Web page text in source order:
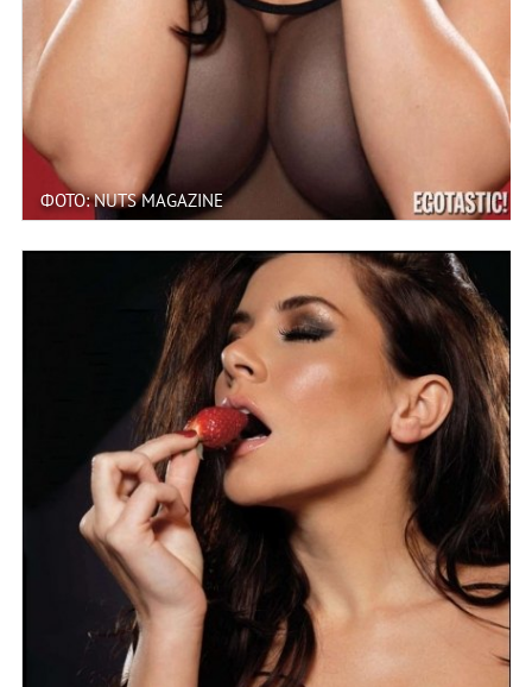
ФОТО: NUTS MAGAZINE